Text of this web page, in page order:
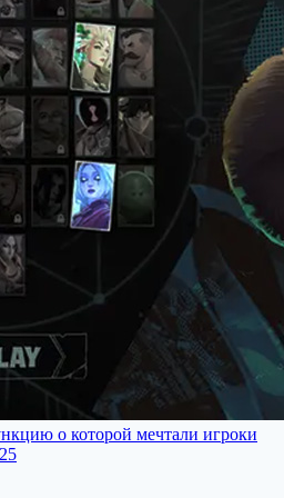
о которой мечтали игроки